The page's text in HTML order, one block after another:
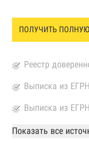
ПОЛУЧИТЬ
Реестр
Выписка из ЕГРН
Выписка из
База Росстата
Показать все